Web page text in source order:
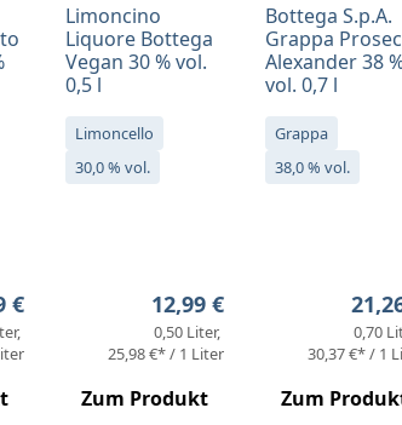
Preis:
€
Limoncino
Liquore Bottega
Vegan 30 % vol.
0,5 l
Limoncello
30,0 % vol.
Regulärer Preis:
12,99 €
0,50 Liter
25,98 €* / 1 Liter
Zum Produkt
Bottega S.p.A.
Grappa
Alexander 38
vol. 0,7 l
Grappa
38,0 % vol.
0,70
30,37 €* / 1
Zum